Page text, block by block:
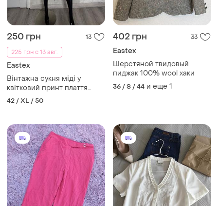
250 грн
13
225 грн с 13 авг.
Eastex
Вінтажна сукня міді у
квітковий принт плаття
вінтаж easter, xl
42 / XL / 50
402 грн 33
Eastex
Шерстяной твидовый
пиджак 100% wool хаки
36 / S / 44 и еще 1